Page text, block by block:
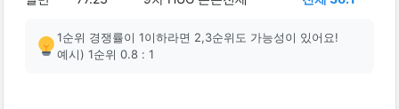
1순위 경쟁률이 1이하라면 2,3순위도 가능성이 있어요!
예시) 1순위 0.8 : 1